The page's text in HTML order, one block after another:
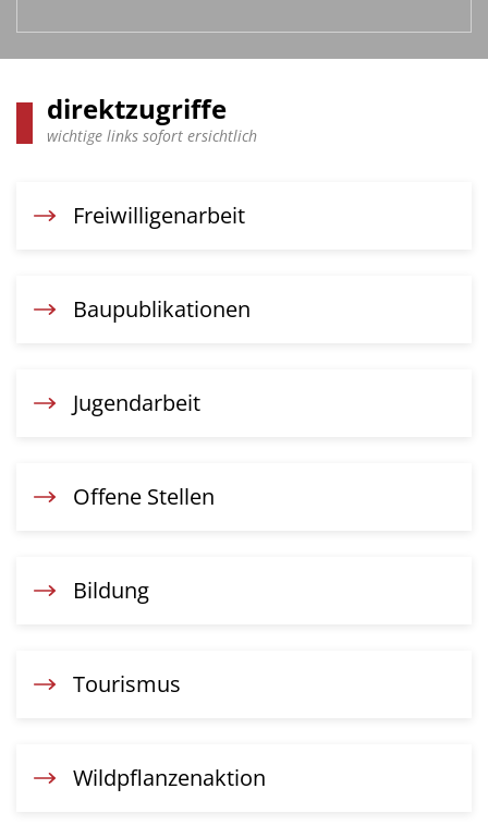
direktzugriffe
wichtige links sofort ersichtlich
Freiwilligenarbeit
Baupublikationen
Jugendarbeit
Offene Stellen
Bildung
Tourismus
Wildpflanzenaktion